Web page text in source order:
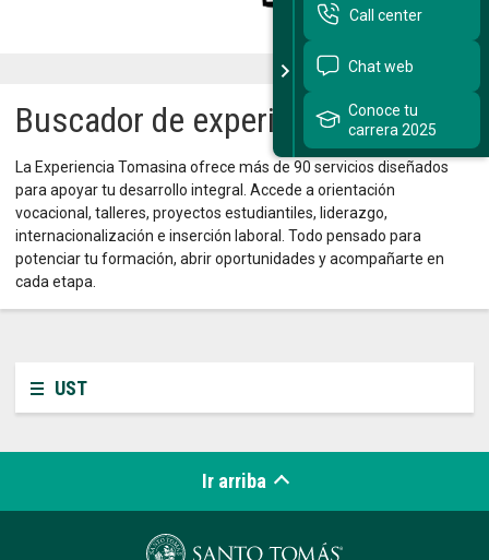
Intranet Docente
Egresados
Alumnos
Admisión
Buscador de experiencias
La Experiencia Tomasina ofrece más de 90 servicios diseñados
para apoyar tu desarrollo integral. Accede a orientación
vocacional, talleres, proyectos estudiantiles, liderazgo,
internacionalización e inserción laboral. Todo pensado para
potenciar tu formación, abrir oportunidades y acompañarte en
cada etapa.
UST
Ir arriba
Call center
Chat web
Conoce tu
carrera 2025